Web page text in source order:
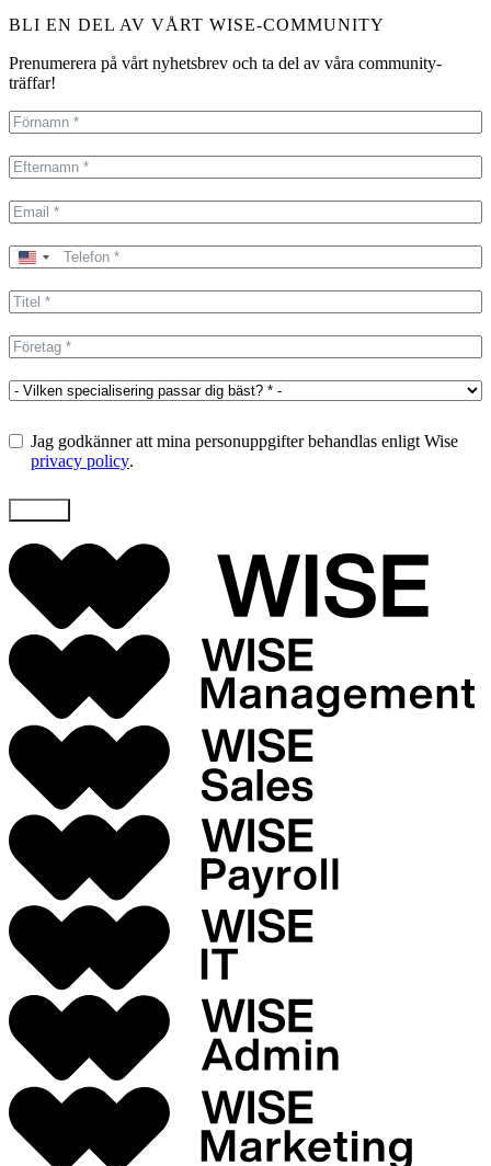
BLI EN DEL AV VÅRT WISE-COMMUNITY
Prenumerera på vårt nyhetsbrev och ta del av våra community-
träffar!
United
+1
Jag godkänner att mina personuppgifter behandlas enligt Wise
privacy policy.